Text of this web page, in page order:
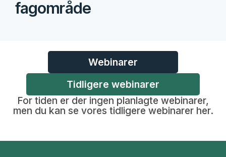
fagområde
Webinarer
Tidligere webinarer
For tiden er der ingen planlagte webinarer,
men du kan se vores tidligere webinarer her.